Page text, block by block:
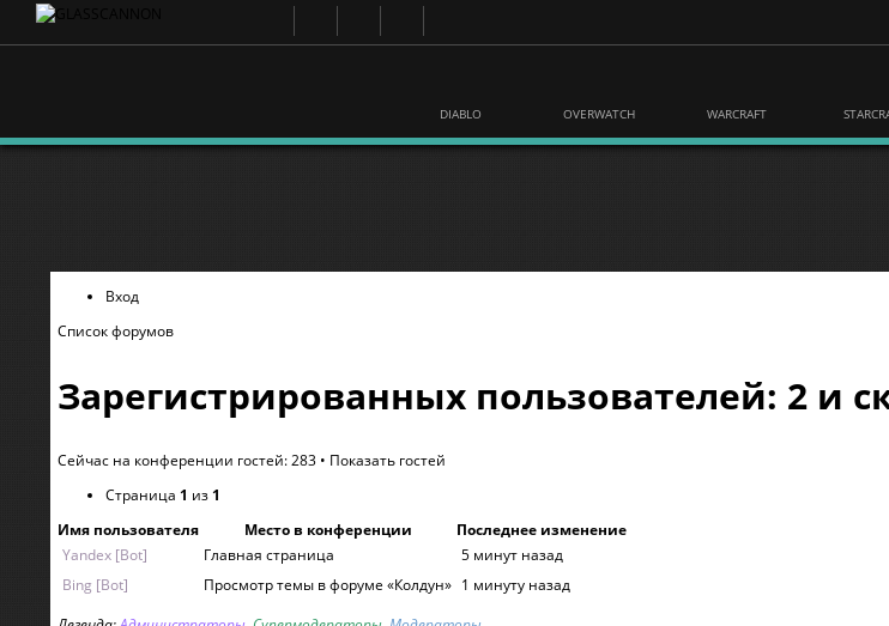
DIABLO OVERWATCH WARCRAFT
Вход
Список форумов
Зарегистрированных пользователей: 2 и
Сейчас на конференции гостей: 283 • Показать гостей
Страница 1 из 1
Имя пользователя
Место в конференции
Последнее изменение
Yandex [Bot]
Главная страница
5 минут назад
Bing [Bot]
Просмотр темы в форуме «Колдун» 1 минуту назад